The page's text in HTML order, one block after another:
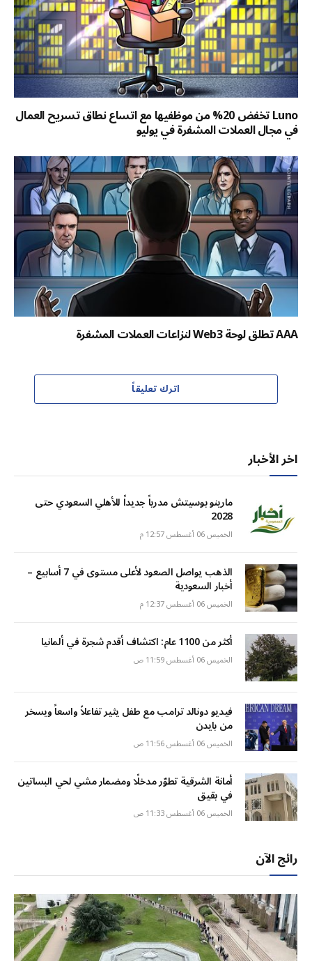
Luno تخفض 20% من موظفيها مع اتساع نطاق تسريح العمال
في مجال العملات المشفرة في يوليو
AAA تطلق لوحة Web3 لنزاعات العملات المشفرة
اترك تعليقاً
اخر الأخبار
مارينو بوسيتش مدرباً جديداً للأهلي السعودي حتى
2028
الخميس 06 أغسطس 12:57 م
الذهب يواصل الصعود لأعلى مستوى في 7 أسابيع –
أخبار السعودية
الخميس 06 أغسطس 12:37 م
أكثر من 1100 عام: اكتشاف أقدم شجرة في ألمانيا
الخميس 06 أغسطس 11:59 ص
فيديو دونالد ترامب مع طفل يثير تفاعلاً واسعاً ويسخر
من بايدن
الخميس 06 أغسطس 11:56 ص
أمانة الشرقية تطوّر مدخلًا ومضمار مشي لحي البساتين
في بقيق
الخميس 06 أغسطس 11:33 ص
رائج الآن